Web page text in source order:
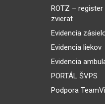
ROTZ –
zvierat
Evidencia
Evidencia liekov
Evidencia
PORTÁL ŠVPS
Podpora